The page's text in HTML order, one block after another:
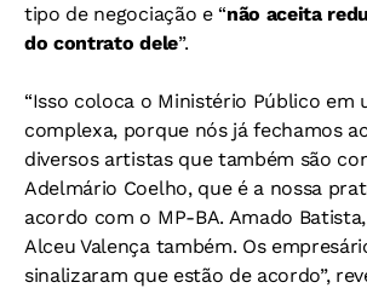
tipo de negociação e “não aceita
do contrato dele”.
“Isso coloca o Ministério Público em
complexa, porque nós já fechamos
diversos artistas que também são
Adelmário Coelho, que é a nossa
acordo com o MP-BA. Amado
Alceu Valença também. Os
sinalizaram que estão de acordo”,